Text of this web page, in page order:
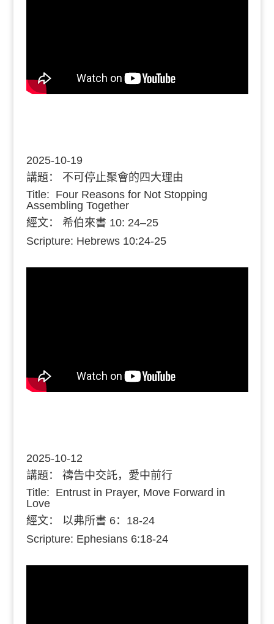
2025-10-19
講題： 不可停止聚會的四大理由
Title: Four Reasons for Not Stopping
Assembling Together
經文： 希伯來書 10: 24–25
Scripture: Hebrews 10:24-25
2025-10-12
講題： 禱告中交託，愛中前行
Title: Entrust in Prayer, Move Forward in
Love
經文：
以弗所書 6：18-24
Scripture: Ephesians 6:18-24